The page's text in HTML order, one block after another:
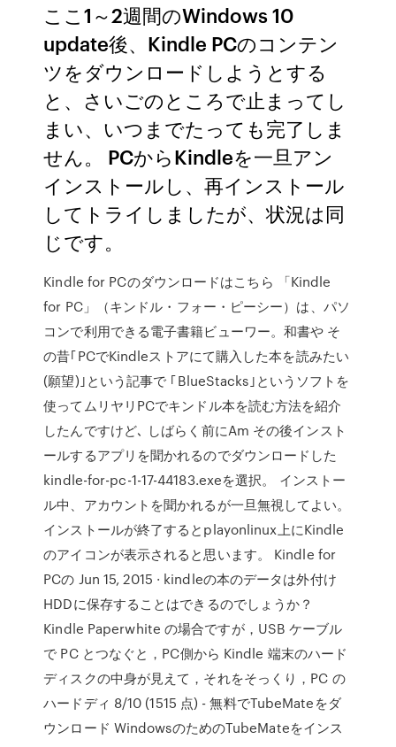
ここ1～2週間のWindows 10
update後、Kindle PCのコンテン
ツをダウンロードしようとする
と、さいごのところで止まってし
まい、いつまでたっても完了しま
せん。 PCからKindleを一旦アン
インストールし、再インストール
してトライしましたが、状況は同
じです。
Kindle for PCのダウンロードはこちら 「Kindle
for PC」（キンドル・フォー・ピーシー）は、パソ
コンで利用できる電子書籍ビューワー。和書や そ
の昔｢PCでKindleストアにて購入した本を読みたい
(願望)｣という記事で ｢BlueStacks｣というソフトを
使ってムリヤリPCでキンドル本を読む方法を紹介
したんですけど､ しばらく前にAm その後インスト
ールするアプリを聞かれるのでダウンロードした
kindle-for-pc-1-17-44183.exeを選択。 インストー
ル中、アカウントを聞かれるが一旦無視してよい。
インストールが終了するとplayonlinux上にKindle
のアイコンが表示されると思います。 Kindle for
PCの Jun 15, 2015 · kindleの本のデータは外付け
HDDに保存することはできるのでしょうか？
Kindle Paperwhite の場合ですが，USB ケーブル
で PC とつなぐと，PC側から Kindle 端末のハード
ディスクの中身が見えて，それをそっくり，PC の
ハードディ 8/10 (1515 点) - 無料でTubeMateをダ
ウンロード WindowsのためのTubeMateをインス